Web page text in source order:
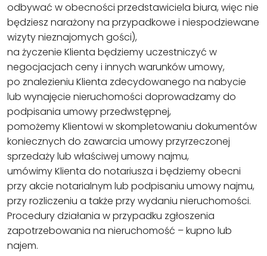
odbywać w obecności przedstawiciela biura, więc nie
będziesz narażony na przypadkowe i niespodziewane
wizyty nieznajomych gości),
na życzenie Klienta będziemy uczestniczyć w
negocjacjach ceny i innych warunków umowy,
po znalezieniu Klienta zdecydowanego na nabycie
lub wynajęcie nieruchomości doprowadzamy do
podpisania umowy przedwstępnej,
pomożemy Klientowi w skompletowaniu dokumentów
koniecznych do zawarcia umowy przyrzeczonej
sprzedaży lub właściwej umowy najmu,
umówimy Klienta do notariusza i będziemy obecni
przy akcie notarialnym lub podpisaniu umowy najmu,
przy rozliczeniu a także przy wydaniu nieruchomości.
Procedury działania w przypadku zgłoszenia
zapotrzebowania na nieruchomość – kupno lub
najem.